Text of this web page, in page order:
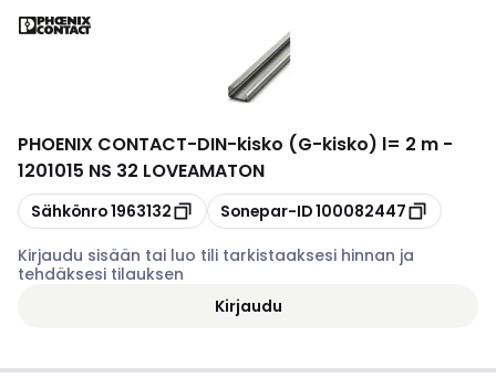
PHOENIX CONTACT-DIN-kisko (G-kisko) l= 2 m -
1201015 NS 32 LOVEAMATON
Kopioi
Sähkönro1963132 Kopioi
Sonepar-ID100082447
Kirjaudu sisään tai luo tili tarkistaaksesi hinnan ja
tehdäksesi tilauksen
Kirjaudu